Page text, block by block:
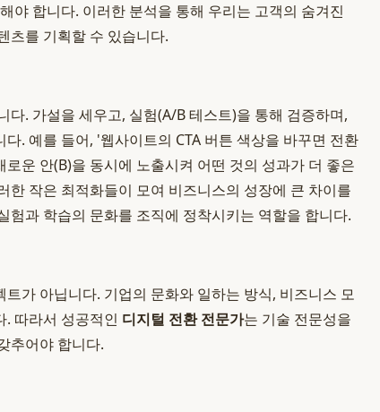
야 합니다. 이러한 분석을 통해 우리는 고객의 숨겨진
츠를 기획할 수 있습니다.
. 가설을 세우고, 실험(A/B 테스트)을 통해 검증하며,
. 예를 들어, '웹사이트의 CTA 버튼 색상을 바꾸면 전환
운 안(B)을 동시에 노출시켜 어떤 것의 성과가 더 좋은
작은 최적화들이 모여 비즈니스의 성장에 큰 차이를
험과 학습의 문화를 조직에 정착시키는 역할을 합니다.
가 아닙니다. 기업의 문화와 일하는 방식, 비즈니스 모
따라서 성공적인 디지털 전환 전문가는 기술 전문성을
추어야 합니다.